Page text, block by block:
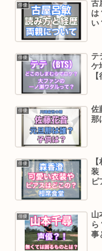
俳優
古
は
い
俳優
テ
ケ
俳優
佐
那
俳優
装
ピ
俳優
山
ら
事